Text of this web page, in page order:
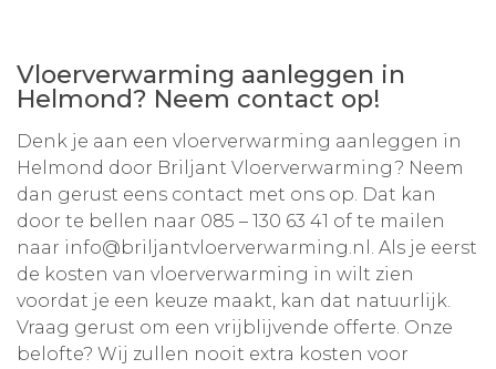
Vloerverwarming aanleggen in
Helmond? Neem contact op!
Denk je aan een vloerverwarming aanleggen in
Helmond door Briljant Vloerverwarming? Neem
dan gerust eens contact met ons op. Dat kan
door te bellen naar 085 – 130 63 41 of te mailen
naar info@briljantvloerverwarming.nl . Als je eerst
de kosten van vloerverwarming in wilt zien
voordat je een keuze maakt, kan dat natuurlijk.
Vraag gerust om een vrijblijvende offerte. Onze
belofte? Wij zullen nooit extra kosten voor